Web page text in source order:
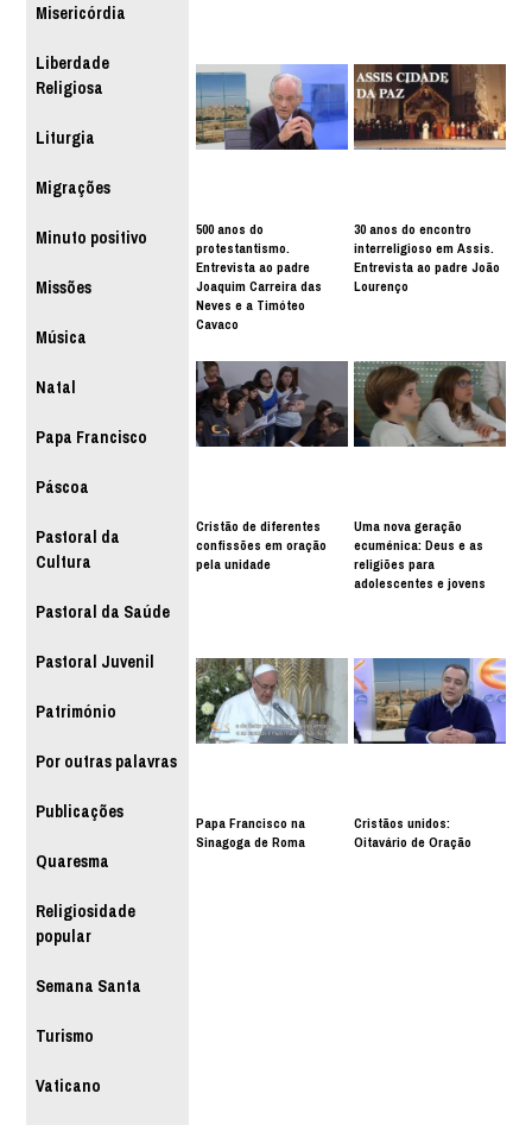
Misericórdia
Liberdade
Religiosa
Liturgia
Migrações
Minuto positivo
Missões
Música
Natal
Papa Francisco
Páscoa
Pastoral da
Cultura
Pastoral da Saúde
Pastoral Juvenil
Património
Por outras palavras
Publicações
Quaresma
Religiosidade
popular
Semana Santa
Turismo
Vaticano
500 anos do
protestantismo.
Entrevista ao padre
Joaquim Carreira das
Neves e a Timóteo
Cavaco
30 anos do encontro
interreligioso em Assis.
Entrevista ao padre João
Lourenço
Cristão de diferentes
confissões em oração
pela unidade
Uma nova geração
ecuménica: Deus e as
religiões para
adolescentes e jovens
Papa Francisco na
Sinagoga de Roma
Cristãos unidos:
Oitavário de Oração